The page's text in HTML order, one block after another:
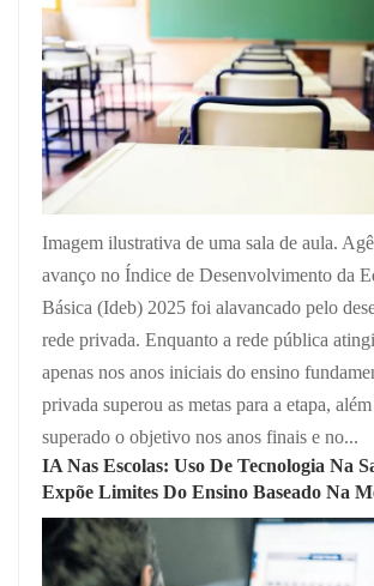
Imagem ilustrativa de uma sala de aula.
avanço no Índice de Desenvolvimento da
Básica (Ideb) 2025 foi alavancado pelo
rede privada. Enquanto a rede pública
apenas nos anos iniciais do ensino
privada superou as metas para a etapa,
superado o objetivo nos anos finais e no...
IA Nas Escolas: Uso De Tecnologia Na
Expõe Limites Do Ensino Baseado Na